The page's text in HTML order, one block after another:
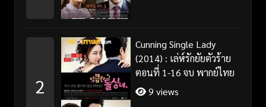
2
Cunning Single Lady
(2014) : เล่ห์รักยัยตัวร้าย
ตอนที่ 1-16 จบ พากย์ไทย
9 views